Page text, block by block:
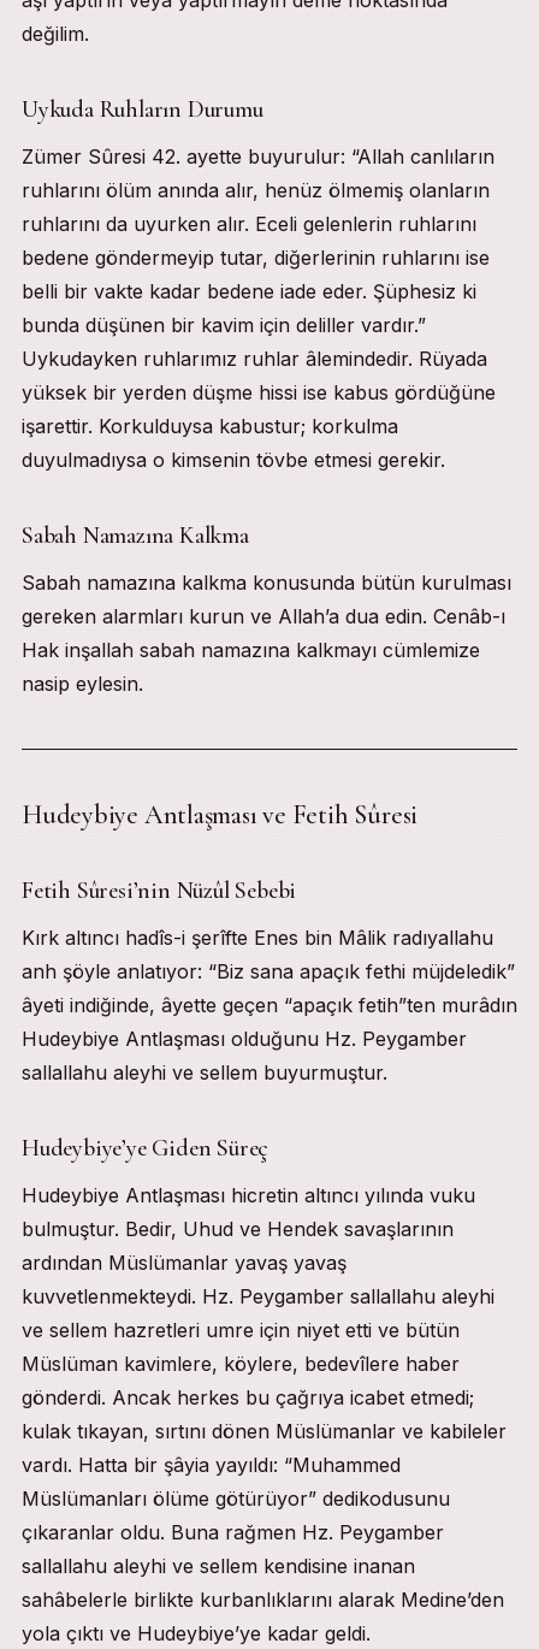
değilim.
Uykuda Ruhların Durumu
Zümer Sûresi 42. ayette buyurulur: “Allah canlıların
ruhlarını ölüm anında alır, henüz ölmemiş olanların
ruhlarını da uyurken alır. Eceli gelenlerin ruhlarını
bedene göndermeyip tutar, diğerlerinin ruhlarını ise
belli bir vakte kadar bedene iade eder. Şüphesiz ki
bunda düşünen bir kavim için deliller vardır.”
Uykudayken ruhlarımız ruhlar âlemindedir. Rüyada
yüksek bir yerden düşme hissi ise kabus gördüğüne
işarettir. Korkulduysa kabustur; korkulma
duyulmadıysa o kimsenin tövbe etmesi gerekir.
Sabah Namazına Kalkma
Sabah namazına kalkma konusunda bütün kurulması
gereken alarmları kurun ve Allah’a dua edin. Cenâb-ı
Hak inşallah sabah namazına kalkmayı cümlemize
nasip eylesin.
Hudeybiye Antlaşması ve Fetih Sûresi
Fetih Sûresi’nin Nüzûl Sebebi
Kırk altıncı hadîs-i şerîfte Enes bin Mâlik radıyallahu
anh şöyle anlatıyor: “Biz sana apaçık fethi müjdeledik”
âyeti indiğinde, âyette geçen “apaçık fetih”ten murâdın
Hudeybiye Antlaşması olduğunu Hz. Peygamber
sallallahu aleyhi ve sellem buyurmuştur.
Hudeybiye’ye Giden Süreç
Hudeybiye Antlaşması hicretin altıncı yılında vuku
bulmuştur. Bedir, Uhud ve Hendek savaşlarının
ardından Müslümanlar yavaş yavaş
kuvvetlenmekteydi. Hz. Peygamber sallallahu aleyhi
ve sellem hazretleri umre için niyet etti ve bütün
Müslüman kavimlere, köylere, bedevîlere haber
gönderdi. Ancak herkes bu çağrıya icabet etmedi;
kulak tıkayan, sırtını dönen Müslümanlar ve kabileler
vardı. Hatta bir şâyia yayıldı: “Muhammed
Müslümanları ölüme götürüyor” dedikodusunu
çıkaranlar oldu. Buna rağmen Hz. Peygamber
sallallahu aleyhi ve sellem kendisine inanan
sahâbelerle birlikte kurbanlıklarını alarak Medine’den
yola çıktı ve Hudeybiye’ye kadar geldi.